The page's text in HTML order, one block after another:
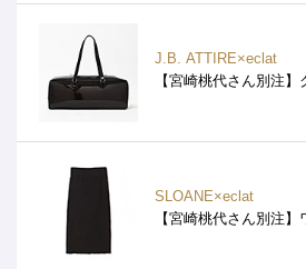
J.B. ATTIRE×eclat
【宮崎桃代さん別注
SLOANE×eclat
【宮崎桃代さん別注